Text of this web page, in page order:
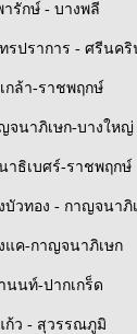
ารักษ์ - บางพลี
รปราการ - ศรีนคริ
กล้า-ราชพฤกษ์
จนาภิเษก-บางใหญ่
าธิเบศร์-ราชพฤกษ์
บัวทอง - กาญจนาภิ
แค-กาญจนาภิเษก
นนท์-ปากเกร็ด
ก้ว - สุวรรณภูมิ